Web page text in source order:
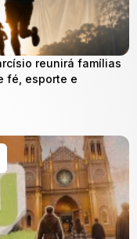
reunirá famílias
fé, esporte e